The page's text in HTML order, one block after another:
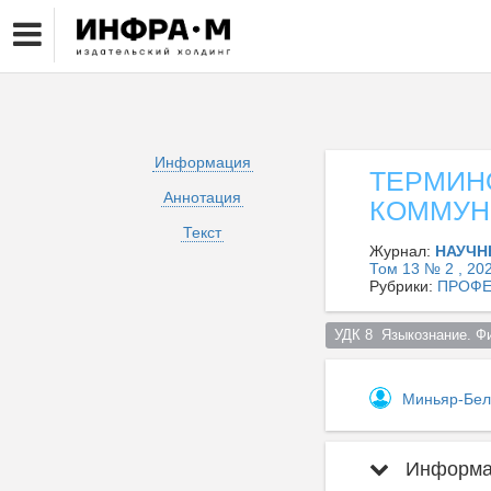
Информация
Аннотация
Текст
Журнал:
Том 13 № 2 ,
Рубрики:
УДК 8  Языкознание.
Миньяр-